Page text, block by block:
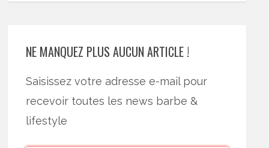
NE MANQUEZ PLUS AUCUN ARTICLE !
Saisissez votre adresse e-mail pour
recevoir toutes les news barbe &
lifestyle